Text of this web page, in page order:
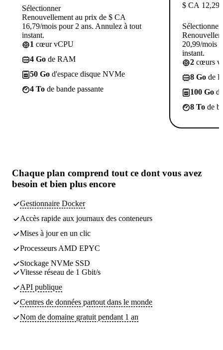
Sélectionner
Renouvellement au prix de $ CA
16,79/mois pour 2 ans. Annulez à tout
instant.
1 cœur vCPU
4 Go de RAM
50 Go d'espace disque NVMe
4 To de bande passante
$ CA 12,29
Sélectionner
20,99/mois
instant.
2 cœurs
8 Go de
100 Go
8 To de
Chaque plan comprend tout ce dont vous avez
besoin et bien plus encore
Gestionnaire Docker
Accès rapide aux journaux des conteneurs
Mises à jour en un clic
Processeurs AMD EPYC
Stockage NVMe SSD
Vitesse réseau de 1 Gbit/s
API publique
Centres de données partout dans le monde
Nom de domaine gratuit pendant 1 an